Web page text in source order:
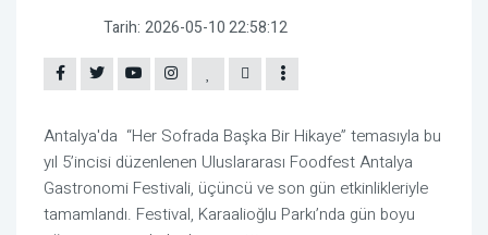
Tarih: 2026-05-10 22:58:12
Antalya'da “Her Sofrada Başka Bir Hikaye” temasıyla bu
yıl 5’incisi düzenlenen Uluslararası Foodfest Antalya
Gastronomi Festivali, üçüncü ve son gün etkinlikleriyle
tamamlandı. Festival, Karaalioğlu Parkı’nda gün boyu